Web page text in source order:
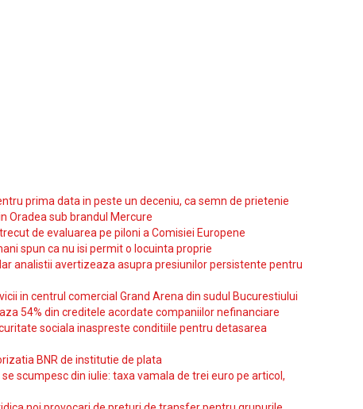
prima data in peste un deceniu, ca semn de prietenie
Oradea sub brandul Mercure
de evaluarea pe piloni a Comisiei Europene
spun ca nu isi permit o locuinta proprie
analistii avertizeaza asupra presiunilor persistente pentru
in centrul comercial Grand Arena din sudul Bucurestiului
54% din creditele acordate companiilor nefinanciare
sociala inaspreste conditiile pentru detasarea
BNR de institutie de plata
scumpesc din iulie: taxa vamala de trei euro pe articol,